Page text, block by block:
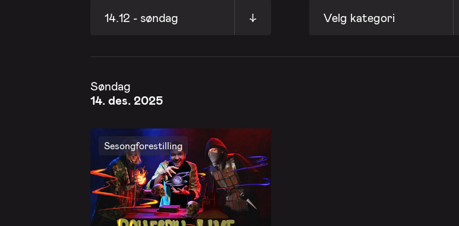
14.12 - søndag ↓ Velg kategori
Søndag
14. des. 2025
Sesongforestilling